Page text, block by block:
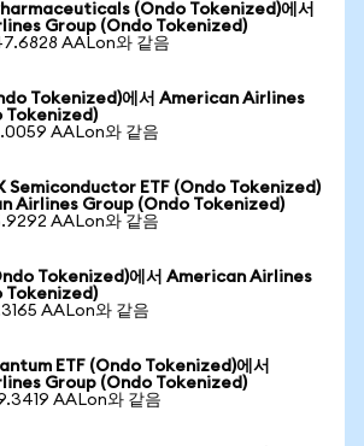
(Ondo Tokenized)에서
Group (Ondo Tokenized)
AALon와 같음
Tokenized)에서 American Airlines
Tokenized)
AALon와 같음
Semiconductor ETF (Ondo Tokenized)
Airlines Group (Ondo Tokenized)
AALon와 같음
Tokenized)에서 American Airlines
Tokenized)
AALon와 같음
ETF (Ondo Tokenized)에서
Group (Ondo Tokenized)
AALon와 같음